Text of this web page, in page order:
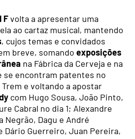
Fvolta a apresentar uma
ao cartaz musical, mantendo
, cujos temas e convidados
breve, somandoexposições
na Fábrica da Cerveja e na
se encontram patentes no
Trem e voltando a apostar
com Hugo Sousa, João Pinto,
Cabral no dia 1; Alexandre
Negrão, Dagu e André
Dário Guerreiro, Juan Pereira,